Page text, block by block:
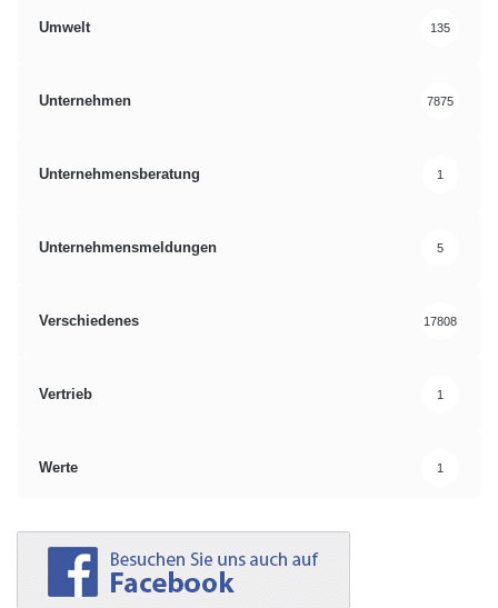
Umwelt 135
Unternehmen 7875
Unternehmensberatung 1
Unternehmensmeldungen 5
Verschiedenes 17808
Vertrieb 1
Werte 1